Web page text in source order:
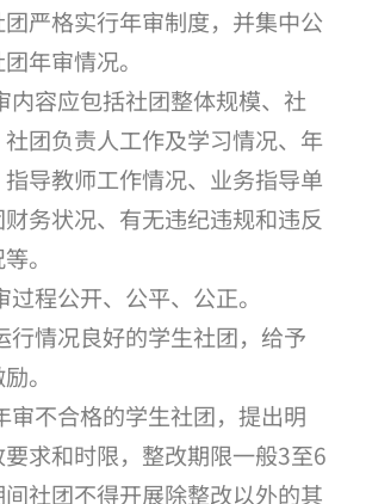
严格实行年审制度，并集中公
年审情况。
容应包括社团整体规模、社
团负责人工作及学习情况、年
导教师工作情况、业务指导单
务状况、有无违纪违规和违反
。
程公开、公平、公正。
情况良好的学生社团，给予
。
不合格的学生社团，提出明
求和时限，整改期限一般3至6
社团不得开展除整改以外的其